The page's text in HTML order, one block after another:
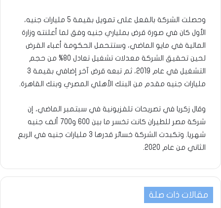
وحصلت الشركة بالفعل على تمويل بقيمة 5 مليارات جنيه،
الأول كان في صورة قرض بملياري جنيه وفق لما أعلنته وزارة
المالية في مايو الماضي، وستتحمل الحكومة أعباء القرض
لحين تحقيق الشركة معدلات تشغيل تعادل 80% من حجم
التشغيل في عام 2019، ثم تبعه قرض آخر إضافي بقيمة 3
مليارات جنيه مقدم من البنك الأهلي المصري وبنك القاهرة.
وقال زكريا في تصريحات تلفزيونية في سبتمبر الماضي، إن
شركة مصر للطيران كانت تخسر ما بين 600 و700 ألف جنيه
شهريا. وتكبدت الشركة خسائر قدرها 3 مليارات جنيه في الربع
الثاني من عام 2020.
مقالات ذات صلة